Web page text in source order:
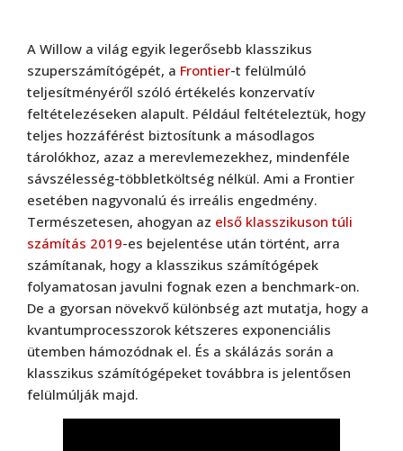
A Willow a világ egyik legerősebb klasszikus
szuperszámítógépét, a Frontier-t felülmúló
teljesítményéről szóló értékelés konzervatív
feltételezéseken alapult. Például feltételeztük, hogy
teljes hozzáférést biztosítunk a másodlagos
tárolókhoz, azaz a merevlemezekhez, mindenféle
sávszélesség-többletköltség nélkül. Ami a Frontier
esetében nagyvonalú és irreális engedmény.
Természetesen, ahogyan az első klasszikuson túli
számítás 2019-es bejelentése után történt, arra
számítanak, hogy a klasszikus számítógépek
folyamatosan javulni fognak ezen a benchmark-on.
De a gyorsan növekvő különbség azt mutatja, hogy a
kvantumprocesszorok kétszeres exponenciális
ütemben hámozódnak el. És a skálázás során a
klasszikus számítógépeket továbbra is jelentősen
felülmúlják majd.